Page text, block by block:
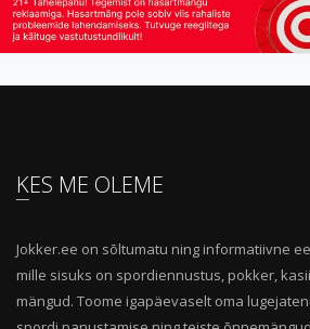
KES ME OLEME
Jokker.ee on sõltumatu ning informatiivne
mille sisuks on spordiennustus, pokker,
mängud. Toome igapäevaselt oma